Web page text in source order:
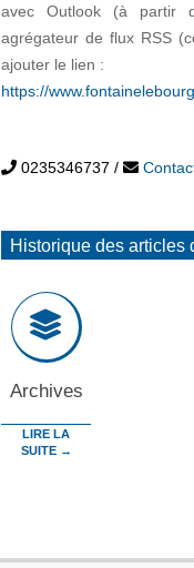
avec Outlook (à partir
agrégateur de flux RSS
ajouter le lien :
https://
0235346737 /
Historique des articles
Archives
LIRE LA
SUITE →